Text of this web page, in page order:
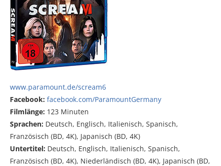
www.paramount.de/scream6
Facebook: facebook.com/ParamountGermany
Filmlänge: 123 Minuten
Sprachen: Deutsch, Englisch, Italienisch, Spanisch,
Französisch (BD, 4K), Japanisch (BD, 4K)
Untertitel: Deutsch, Englisch, Italienisch, Spanisch,
Französisch (BD, 4K), Niederländisch (BD, 4K), Japanisch (BD,